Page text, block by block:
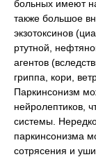
больных имеют
также большое
экзотоксинов
ртутной,
агентов
гриппа, кори,
Паркинсонизм
нейролептиков,
системы.
паркинсонизма
сотрясения и